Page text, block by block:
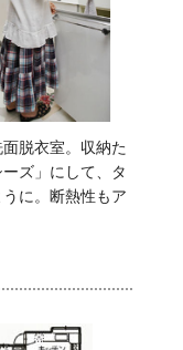
脱衣室。収納た
ズ」にして、タ
に。断熱性もア